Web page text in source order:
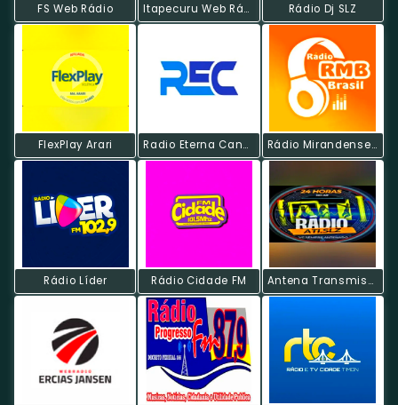
FS Web Rádio Itapecuru Web Rádio Rádio Dj SLZ
FlexPlay Arari Radio Eterna Canção Rádio Mirandense Brasil
Rádio Líder Rádio Cidade FM Antena Transmissão Interativa